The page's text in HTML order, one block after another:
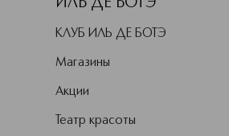
качества. У нас вы можете купить как
включая самые популярные ароматы:
Sport, культовый Chanel №5 и многие
ИЛЬ ДЕ БОТЭ
КЛУБ ИЛЬ ДЕ БОТЭ
Магазины
Акции
Театр красоты